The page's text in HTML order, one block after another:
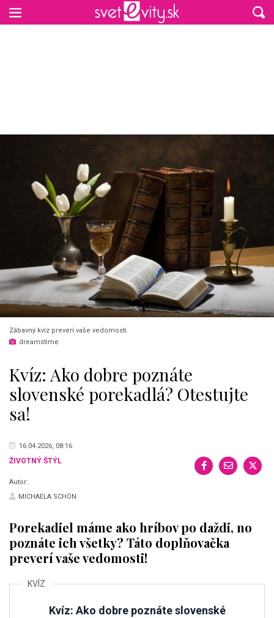
Zábavný kvíz preverí vaše vedomosti.
dreamstime
Kvíz: Ako dobre poznáte
slovenské porekadlá? Otestujte
sa!
16.04.2026, 08:16
ŽIVOTNÝ ŠTÝL
Autor:
MICHAELA SCHÖN
Porekadiel máme ako hríbov po daždi, no
poznáte ich všetky? Táto doplňovačka
preverí vaše vedomosti!
Kvíz: Ako dobre poznáte slovenské